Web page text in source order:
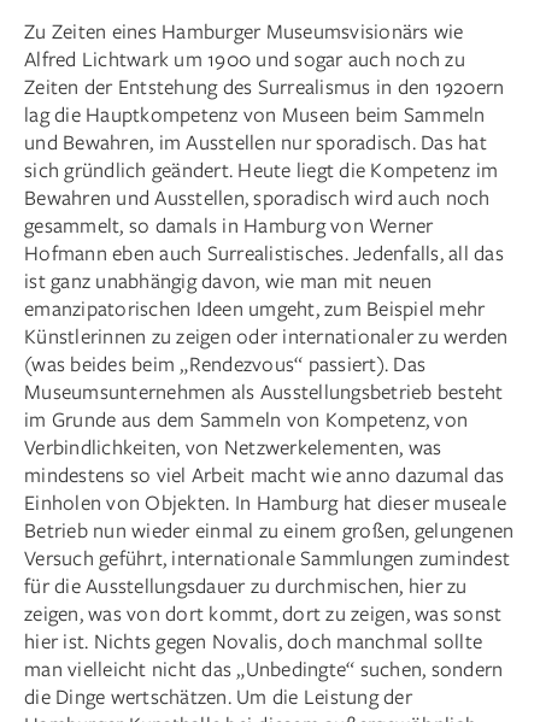
Zu Zeiten eines Hamburger Museumsvisionärs wie
Alfred Lichtwark um 1900 und sogar auch noch zu
Zeiten der Entstehung des Surrealismus in den 1920ern
lag die Hauptkompetenz von Museen beim Sammeln
und Bewahren, im Ausstellen nur sporadisch. Das hat
sich gründlich geändert. Heute liegt die Kompetenz im
Bewahren und Ausstellen, sporadisch wird auch noch
gesammelt, so damals in Hamburg von Werner
Hofmann eben auch Surrealistisches. Jedenfalls, all das
ist ganz unabhängig davon, wie man mit neuen
emanzipatorischen Ideen umgeht, zum Beispiel mehr
Künstlerinnen zu zeigen oder internationaler zu werden
(was beides beim „Rendezvous“ passiert). Das
Museumsunternehmen als Ausstellungsbetrieb besteht
im Grunde aus dem Sammeln von Kompetenz, von
Verbindlichkeiten, von Netzwerkelementen, was
mindestens so viel Arbeit macht wie anno dazumal das
Einholen von Objekten. In Hamburg hat dieser museale
Betrieb nun wieder einmal zu einem großen, gelungenen
Versuch geführt, internationale Sammlungen zumindest
für die Ausstellungsdauer zu durchmischen, hier zu
zeigen, was von dort kommt, dort zu zeigen, was sonst
hier ist. Nichts gegen Novalis, doch manchmal sollte
man vielleicht nicht das „Unbedingte“ suchen, sondern
die Dinge wertschätzen. Um die Leistung der